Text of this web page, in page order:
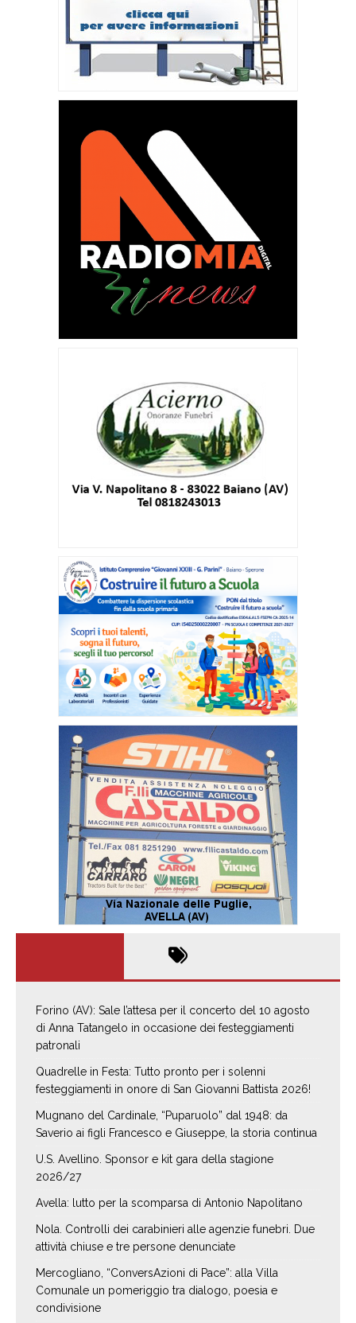
Forino (AV): Sale l’attesa per il concerto del 10 agosto
di Anna Tatangelo in occasione dei festeggiamenti
patronali
Quadrelle in Festa: Tutto pronto per i solenni
festeggiamenti in onore di San Giovanni Battista 2026!
Mugnano del Cardinale, “Puparuolo” dal 1948: da
Saverio ai figli Francesco e Giuseppe, la storia continua
U.S. Avellino. Sponsor e kit gara della stagione
2026/27
Avella: lutto per la scomparsa di Antonio Napolitano
Nola. Controlli dei carabinieri alle agenzie funebri. Due
attività chiuse e tre persone denunciate
Mercogliano, “ConversAzioni di Pace”: alla Villa
Comunale un pomeriggio tra dialogo, poesia e
condivisione